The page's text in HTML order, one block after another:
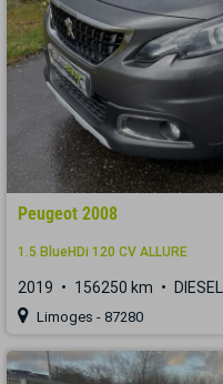
Peugeot 2008
1.5 BlueHDi 120 CV ALLURE
2019 156250 km DIESEL
Limoges - 87280